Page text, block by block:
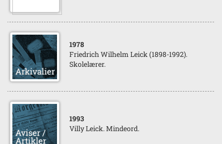
1978
Friedrich Wilhelm Leick (1898-1992).
Skolelærer.
1993
Villy Leick. Mindeord.